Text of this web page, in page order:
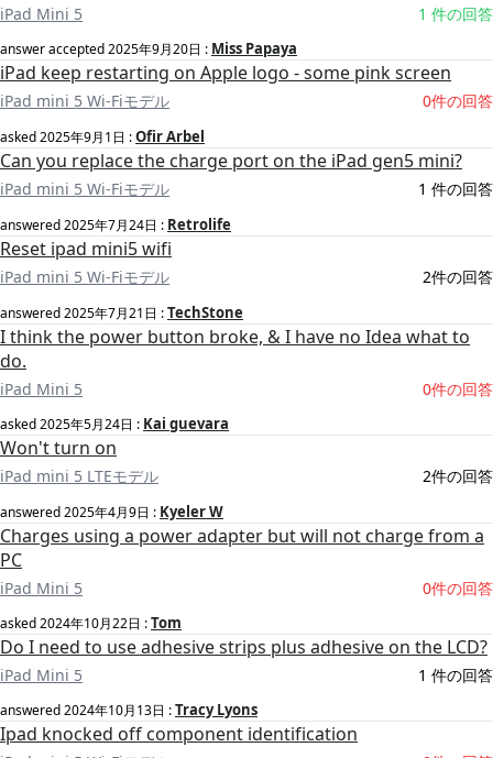
iPad Mini 5 1 件の回答
answer accepted2025年9月20日 : Miss Papaya
iPad keep restarting on Apple logo - some pink screen
iPad mini 5 Wi-Fiモデル 0件の回答
asked2025年9月1日 :Ofir Arbel
Can you replace the charge port on the iPad gen5 mini?
iPad mini 5 Wi-Fiモデル 1 件の回答
answered2025年7月24日 : Retrolife
Reset ipad mini5 wifi
iPad mini 5 Wi-Fiモデル 2件の回答
answered2025年7月21日 :TechStone
I think the power button broke, & I have no Idea what to
do.
iPad Mini 5 0件の回答
asked2025年5月24日 : Kai guevara
Won't turn on
iPad mini 5 LTEモデル 2件の回答
answered2025年4月9日 : Kyeler W
Charges using a power adapter but will not charge from a
PC
iPad Mini 5 0件の回答
asked2024年10月22日 :Tom
Do I need to use adhesive strips plus adhesive on the LCD?
iPad Mini 5 1 件の回答
answered2024年10月13日 :Tracy Lyons
Ipad knocked off component identification